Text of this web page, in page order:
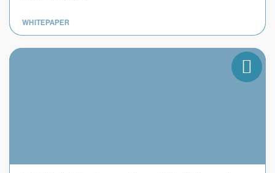
WHITEPAPER